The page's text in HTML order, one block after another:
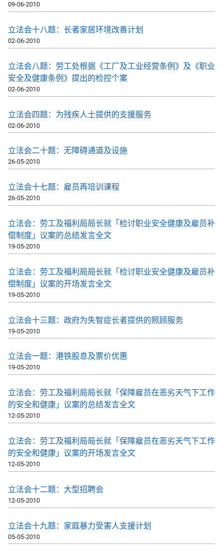
09-06-2010
立法会十八题：长者家居环境改善计划
02-06-2010
立法会八题：劳工处根据《工厂及工业经营条例》及《职业
安全及健康条例》提出的检控个案
02-06-2010
立法会四题：为残疾人士提供的支援服务
02-06-2010
立法会二十题：无障碍通道及设施
26-05-2010
立法会十七题：雇员再培训课程
26-05-2010
立法会：劳工及福利局局长就「检讨职业安全健康及雇员补
偿制度」议案的总结发言全文
19-05-2010
立法会：劳工及福利局局长就「检讨职业安全健康及雇员补
偿制度」议案的开场发言全文
19-05-2010
立法会十三题：政府为失智症长者提供的照顾服务
19-05-2010
立法会一题：港铁股息及票价优惠
19-05-2010
立法会：劳工及福利局局长就「保障雇员在恶劣天气下工作
的安全和健康」议案的总结发言全文
12-05-2010
立法会：劳工及福利局局长就「保障雇员在恶劣天气下工作
的安全和健康」议案的开场发言全文
12-05-2010
立法会十二题：大型招聘会
12-05-2010
立法会十九题：家庭暴力受害人支援计划
05-05-2010